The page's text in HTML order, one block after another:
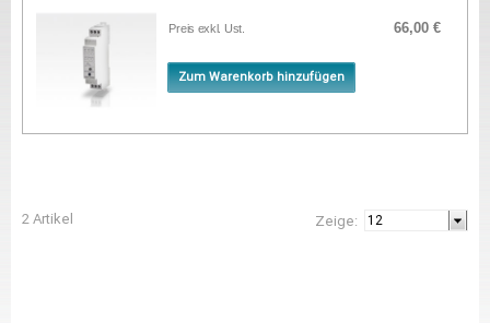
Preis exkl. Ust. 66,00 €
Zum Warenkorb hinzufügen
2 Artikel Zeige: